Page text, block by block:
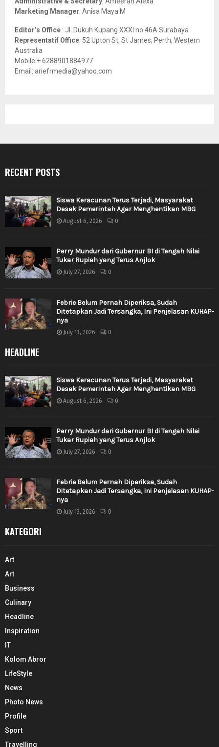
Marketing Manager: Anisa Maya M
Editor’s Office : Jl. Dukuh Kupang XXXI no.46A Surabaya
Representatif Office: 52 Upton St, St James, Perth, Western
Australia
Mobile:+ 6288901884977
Email: ariefrmedia@yahoo.com
RECENT POSTS
Siswa Keracunan Terus Terjadi, Masyarakat
Desak Pemerintah Agar Menghentikan MBG
August 6, 2026 0
Perry Mundur dari Gubernur BI di Tengah Nilai
Tukar Rupiah yang Terus Anjlok
July 27, 2026 0
Febrie Belum Pernah Diperiksa, Sudah
Ditetapkan Jadi Tersangka, Ini Penjelasan KUHAP-
nya
July 13, 2026 0
HEADLINE
Siswa Keracunan Terus Terjadi, Masyarakat
Desak Pemerintah Agar Menghentikan MBG
August 6, 2026 0
Perry Mundur dari Gubernur BI di Tengah Nilai
Tukar Rupiah yang Terus Anjlok
July 27, 2026 0
Febrie Belum Pernah Diperiksa, Sudah
Ditetapkan Jadi Tersangka, Ini Penjelasan KUHAP-
nya
July 13, 2026 0
KATEGORI
Art
Art
Business
Culinary
Headline
Inspiration
IT
Kolom Abror
LifeStyle
News
Photo News
Profile
Sport
Travelling